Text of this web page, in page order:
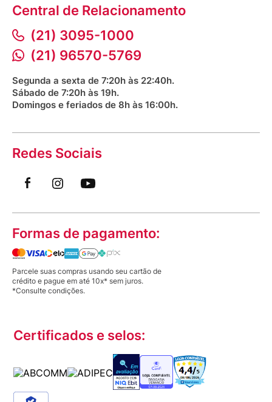
Aniversário Venancio 2025
Prazos e entregas
Bioimpedância Gratuita
Fale com o farmacêutico
Fale conosco
Procon RJ
Saúde na praça
Central de Relacionamento
(21) 3095-1000
(21) 96570-5769
Segunda a sexta de 7:20h às 22:40h.
Sábado de 7:20h às 19h.
Domingos e feriados de 8h às 16:00h.
Redes Sociais
Formas de pagamento:
Parcele suas compras usando seu cartão de
crédito e pague em até 10x* sem juros.
*Consulte condições.
Certificados e selos: